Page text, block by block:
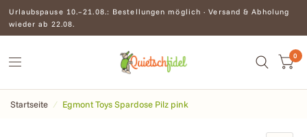
Urlaubspause 10.–21.08.: Bestellungen möglich · Versand & Abholung
wieder ab 22.08.
0
Startseite / Egmont Toys Spardose Pilz pink